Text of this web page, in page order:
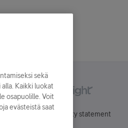
Accessibility statement
sekä
Kaikki luokat
osapuolille. Voit
evästeistä saat